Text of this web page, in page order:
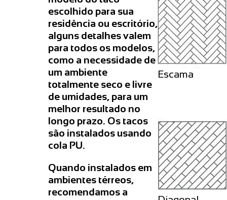
escolhido para sua
residência ou escritório,
alguns detalhes valem
para todos os modelos,
como a necessidade de
um ambiente
totalmente seco e livre
de umidades, para um
melhor resultado no
longo prazo. Os tacos
são instalados usando
cola PU.
Quando instalados em
ambientes térreos,
recomendamos a
Escama